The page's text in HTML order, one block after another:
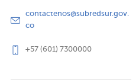
contactenos@subredsur.gov.
co
+57 (601) 7300000